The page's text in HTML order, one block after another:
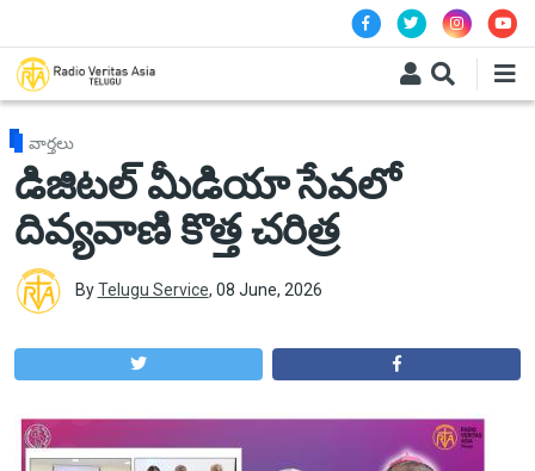
వార్తలు
డిజిటల్ మీడియా సేవలో
దివ్యవాణి కొత్త చరిత్ర
ByTelugu Service, 08 June, 2026